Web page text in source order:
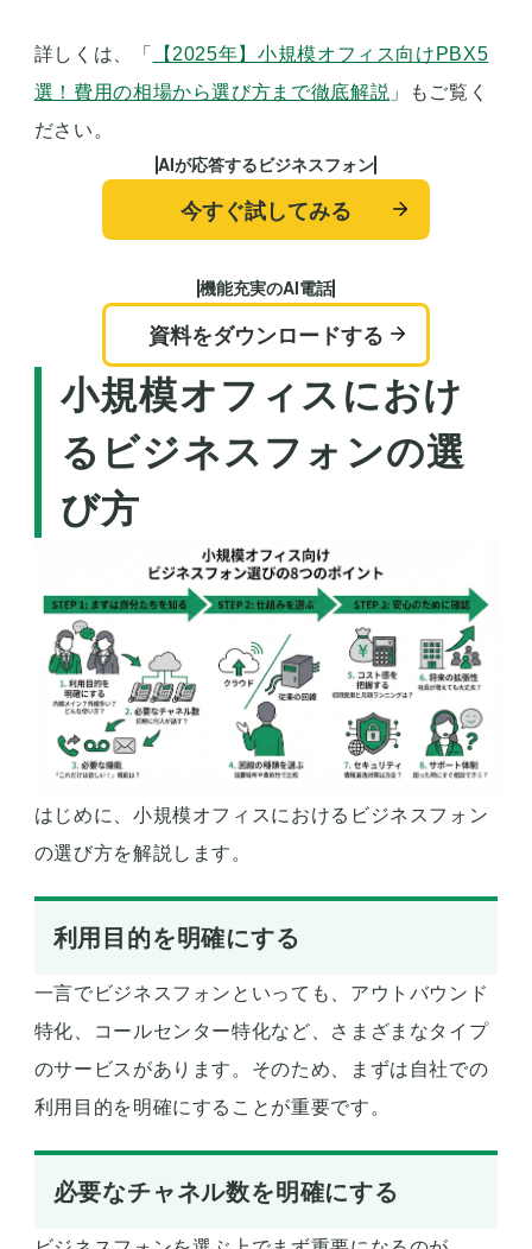
詳しくは、「
【2025年】小規模オフィス向けPBX5
選！費用の相場から選び方まで徹底解説 」もご覧く
ださい。
AIが応答するビジネスフォン
今すぐ試してみる
機能充実のAI電話
資料をダウンロードする
小規模オフィスにおけ
るビジネスフォンの選
び方
はじめに、小規模オフィスにおけるビジネスフォン
の選び方を解説します。
利用目的を明確にする
一言でビジネスフォンといっても、アウトバウンド
特化、コールセンター特化など、さまざまなタイプ
のサービスがあります。そのため、まずは自社での
利用目的を明確にすることが重要です。
必要なチャネル数を明確にする